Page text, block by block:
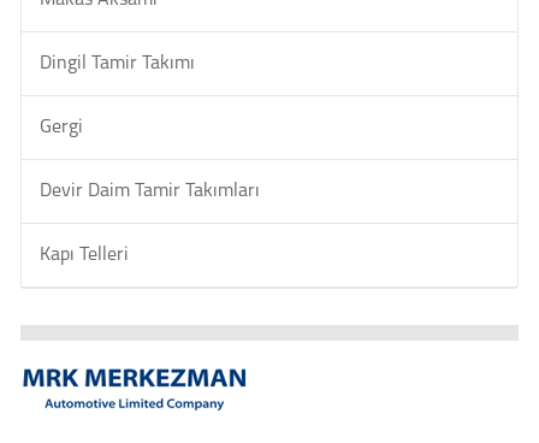
Dingil Tamir Takımı
Gergi
Devir Daim Tamir Takımları
Kapı Telleri